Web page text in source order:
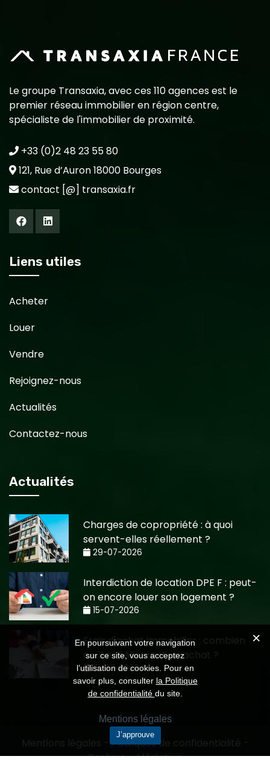
Le groupe Transaxia, avec ces 110 agences est le
premier réseau immobilier en région centre,
spécialiste de l'immobilier de proximité.
+33 (0)2 48 23 55 80
121, Rue d’Auron 18000 Bourges
contact [@] transaxia.fr
Liens utiles
Acheter
Louer
Vendre
Rejoignez-nous
Actualités
Contactez-nous
Actualités
Charges de copropriété : à quoi
servent-elles réellement ?
29-07-2026
Interdiction de location DPE F : peut-
on encore louer son logement ?
15-07-2026
Frais d'achat immobilier : combien
coûte réellement un achat ?
15-07-2026
-Politiques de confidentialité
Barème-Médiation
En poursuivant votre navigation
sur ce site, vous acceptez
l’utilisation de cookies. Pour en
savoir plus, consulter la Politique
de confidentialité du site.
Mentions légales
J’approuve